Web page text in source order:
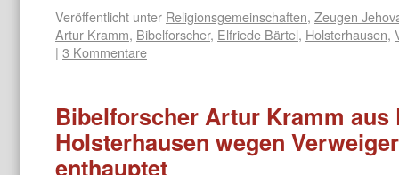
Veröffentlicht unter Religionsgemeinschaften, Zeugen
Artur Kramm, Bibelforscher, Elfriede Bärtel, Holsterhausen,
| 3 Kommentare
Bibelforscher Artur Kramm aus
Holsterhausen wegen
enthauptet